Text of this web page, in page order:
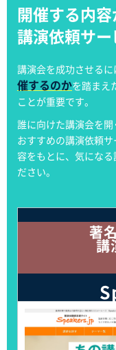
開催する内容
講演依頼サ
講演会を成功させるに
催するのかを踏まえ
ことが重要です。
誰に向けた講演会を
おすすめの講演依頼
容をもとに、気にな
ださい。
著
講